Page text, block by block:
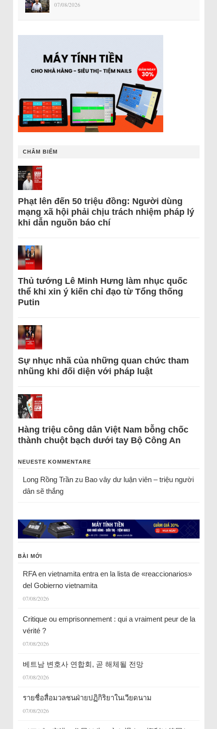
07/08/2026
CHÂM BIẾM
Phạt lên đến 50 triệu đồng: Người dùng
mạng xã hội phải chịu trách nhiệm pháp lý
khi dẫn nguồn báo chí
Thủ tướng Lê Minh Hưng làm nhục quốc
thể khi xin ý kiến chỉ đạo từ Tổng thống
Putin
Sự nhục nhã của những quan chức tham
nhũng khi đối diện với pháp luật
Hàng triệu công dân Việt Nam bỗng chốc
thành chuột bạch dưới tay Bộ Công An
NEUESTE KOMMENTARE
Long Rồng Trầnzu Bao vây dư luận viên – triệu người
dân sẽ thắng
BÀI MỚI
RFA en vietnamita entra en la lista de «reaccionarios»
del Gobierno vietnamita
07/08/2026
Critique ou emprisonnement : qui a vraiment peur de la
vérité ?
07/08/2026
베트남 변호사 연합회, 곧 해체될 전망
07/08/2026
รายชื่อสื่อมวลชนฝ่ายปฏิกิริยาในเวียดนาม
07/08/2026